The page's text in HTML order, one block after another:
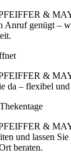
&
Anruf genügt –
&
da – flexibel und
&
und lassen
beraten.